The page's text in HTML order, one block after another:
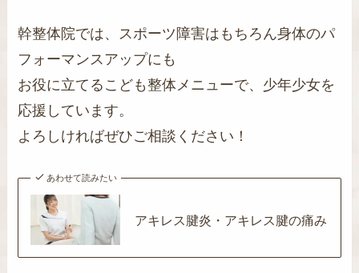
幹整体院では、スポーツ障害はもちろん身体のパ
フォーマンスアップにも
お役に立てるこども整体メニューで、少年少女を
応援しています。
よろしければぜひご相談ください！
あわせて読みたい
アキレス腱炎・アキレス腱の痛み